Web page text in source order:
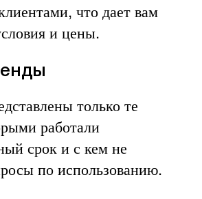
что дает вам
и цены.
только те
работали
срок и с кем не
по использованию.